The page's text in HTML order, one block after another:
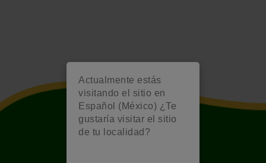
Actualmente estás
visitando el sitio en
Español (México) ¿Te
gustaría visitar el sitio
de tu localidad?